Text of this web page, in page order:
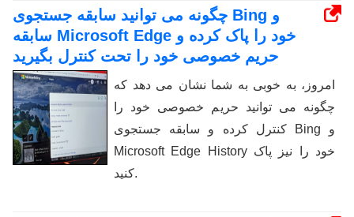
چگونه می توانید سابقه جستجوی Bing و
سابقه Microsoft Edge خود را پاک کرده و
حریم خصوصی خود را تحت کنترل بگیرید
امروز، به خوبی به شما نشان می دهد که
چگونه می توانید حریم خصوصی خود را
کنترل کرده و سابقه جستجوی Bing و
Microsoft Edge History خود را نیز پاک
کنید.